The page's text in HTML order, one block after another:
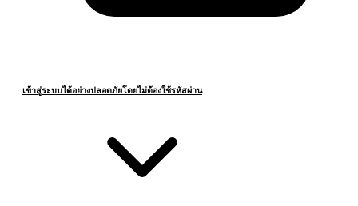
เข้าสู่ระบบได้อย่างปลอดภัยโดยไม่ต้องใช้รหัสผ่าน